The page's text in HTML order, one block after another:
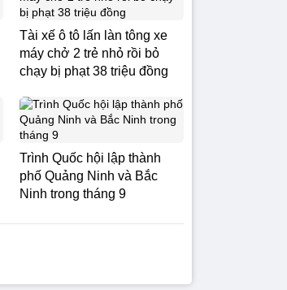
Tài xế ô tô lấn làn tông xe
máy chở 2 trẻ nhỏ rồi bỏ
chạy bị phạt 38 triệu đồng
Trình Quốc hội lập thành
phố Quảng Ninh và Bắc
Ninh trong tháng 9